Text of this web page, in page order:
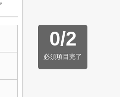
0/2
必須項目完了